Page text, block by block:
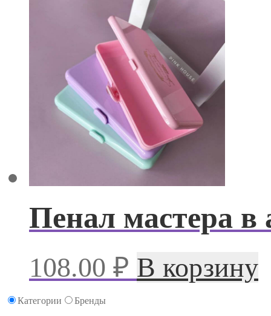
Пенал мастера в
108.00 ₽ В корзину
Категории Бренды